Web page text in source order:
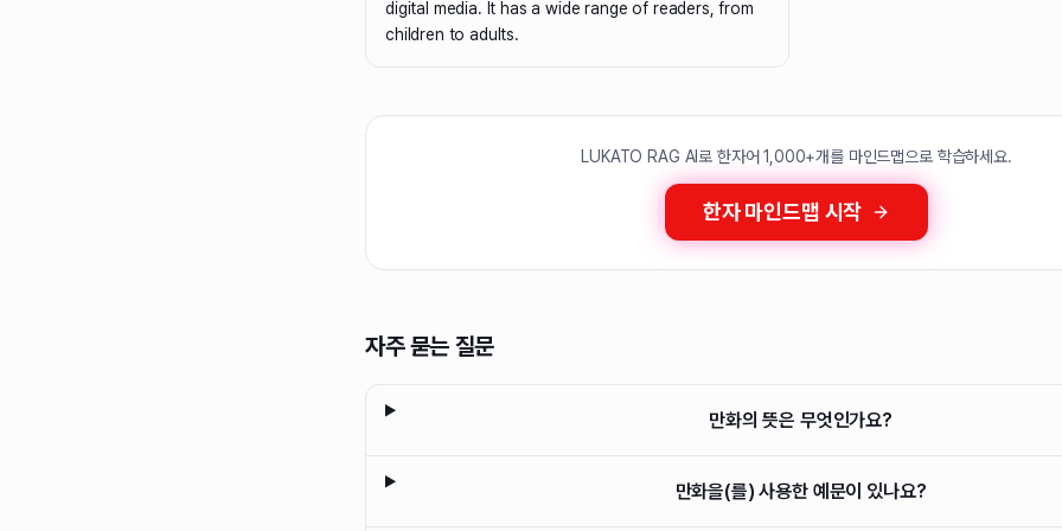
digital media. It has a wide range of readers, from
children to adults.
LUKATO RAG AI로 한자어 1,000+개를 마인드맵으로 학습하세요.
한자 마인드맵 시작
자주 묻는 질문
만화의 뜻은 무엇인가요?
만화을(를) 사용한 예문이 있나요?